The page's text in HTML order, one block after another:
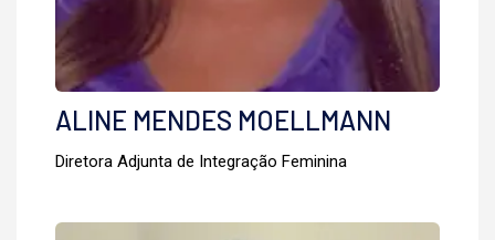
ALINE MENDES MOELLMANN
Diretora Adjunta de Integração Feminina